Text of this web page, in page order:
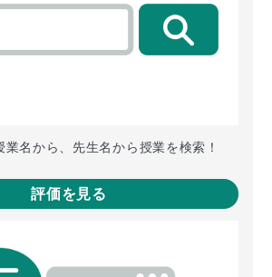
名から、先生名から授業を検索！
評価を見る